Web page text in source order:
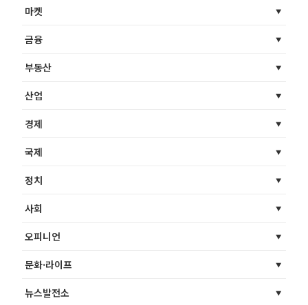
마켓
금융
부동산
산업
경제
국제
정치
사회
오피니언
문화·라이프
뉴스발전소